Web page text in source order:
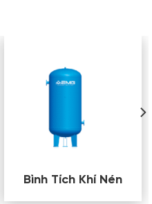
Bình Tích Khí Nén